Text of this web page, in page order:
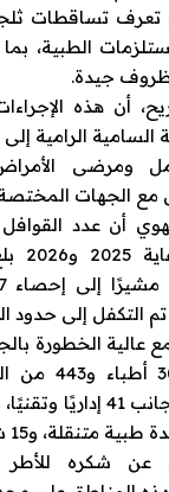
تعرف تساقطات
الطبية،
جيدة.
أن هذه
السامية الرامية
ومرضى
مع الجهات
أن عدد القوافل
إلى حدود الساعة
حين جرى
عن شكره للأطر